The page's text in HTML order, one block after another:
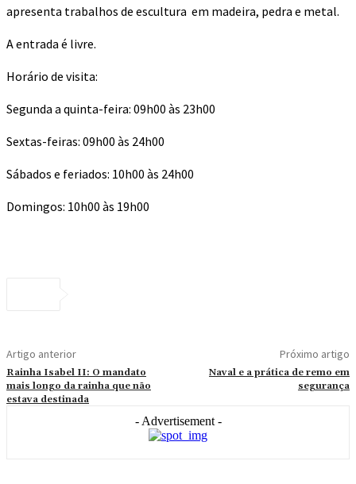
apresenta trabalhos de escultura em madeira, pedra e metal.
A entrada é livre.
Horário de visita:
Segunda a quinta-feira: 09h00 às 23h00
Sextas-feiras: 09h00 às 24h00
Sábados e feriados: 10h00 às 24h00
Domingos: 10h00 às 19h00
Artigo anterior
Rainha Isabel II: O mandato
mais longo da rainha que não
estava destinada
Próximo artigo
Naval e a prática de remo em
segurança
- Advertisement -